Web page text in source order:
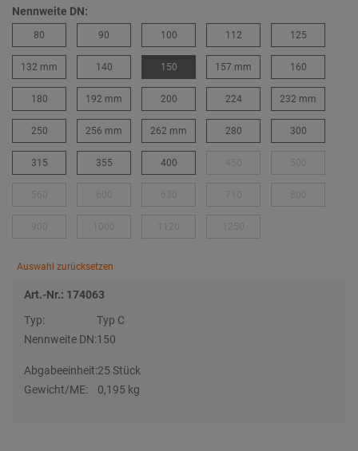
Nennweite DN:
80 90 100 112 125
132 mm 140 150 157 mm 160
180 192 mm 200 224 232 mm
250 256 mm 262 mm 280 300
315 355 400
Auswahl zurücksetzen
Art.-Nr.: 174063
Typ:
Typ C
Nennweite DN:150
Abgabeeinheit:25 Stück
Gewicht/ME:
0,195 kg